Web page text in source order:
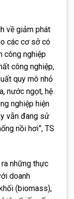
về giảm phát
các cơ sở có
công nghiệp
công nghiệp,
quy mô nhỏ
nước ngọt, hệ
nghiệp hiện
vẫn đang sử
nồi hơi”, TS
những thực
doanh
(biomass),